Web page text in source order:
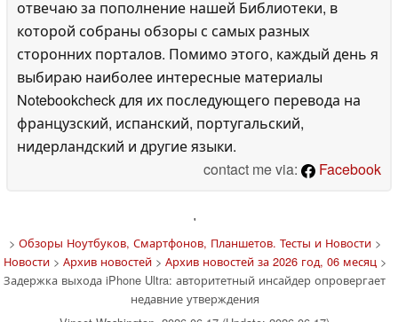
отвечаю за пополнение нашей Библиотеки, в
которой собраны обзоры с самых разных
сторонних порталов. Помимо этого, каждый день я
выбираю наиболее интересные материалы
Notebookcheck для их последующего перевода на
французский, испанский, португальский,
нидерландский и другие языки.
contact me via:
Facebook
'
> Обзоры Ноутбуков, Смартфонов, Планшетов. Тесты и Новости>
Новости> Архив новостей> Архив новостей за 2026 год, 06 месяц>
Задержка выхода iPhone Ultra: авторитетный инсайдер опровергает
недавние утверждения